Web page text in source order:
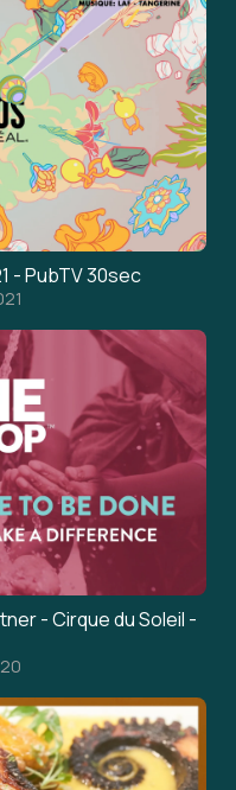
- PubTV 30sec
- Cirque du Soleil -